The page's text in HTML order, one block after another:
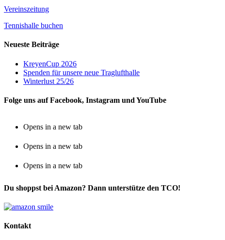
Vereinszeitung
Tennishalle buchen
Neueste Beiträge
KreyenCup 2026
Spenden für unsere neue Traglufthalle
Winterlust 25/26
Folge uns auf Facebook, Instagram und YouTube
Opens in a new tab
Opens in a new tab
Opens in a new tab
Du shoppst bei Amazon? Dann unterstütze den TCO!
Kontakt